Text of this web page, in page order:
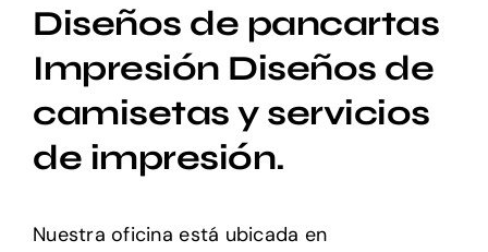
Diseños de pancartas
Impresión Diseños de
camisetas y servicios
de impresión.
Nuestra oficina está ubicada en